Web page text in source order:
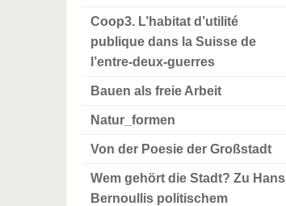
Coop3. L’habitat d’utilité
publique dans la Suisse de
l’entre-deux-guerres
Bauen als freie Arbeit
Natur_formen
Von der Poesie der Großstadt
Wem gehört die Stadt? Zu Hans
Bernoullis politischem